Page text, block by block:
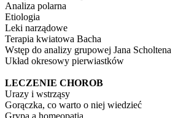
Analiza polarna
Etiologia
Leki narządowe
Terapia kwiatowa Bacha
Wstęp do analizy grupowej Jana Scholtena
Układ okresowy pierwiastków
LECZENIE CHOROB
Urazy i wstrząsy
Gorączka, co warto o niej wiedzieć